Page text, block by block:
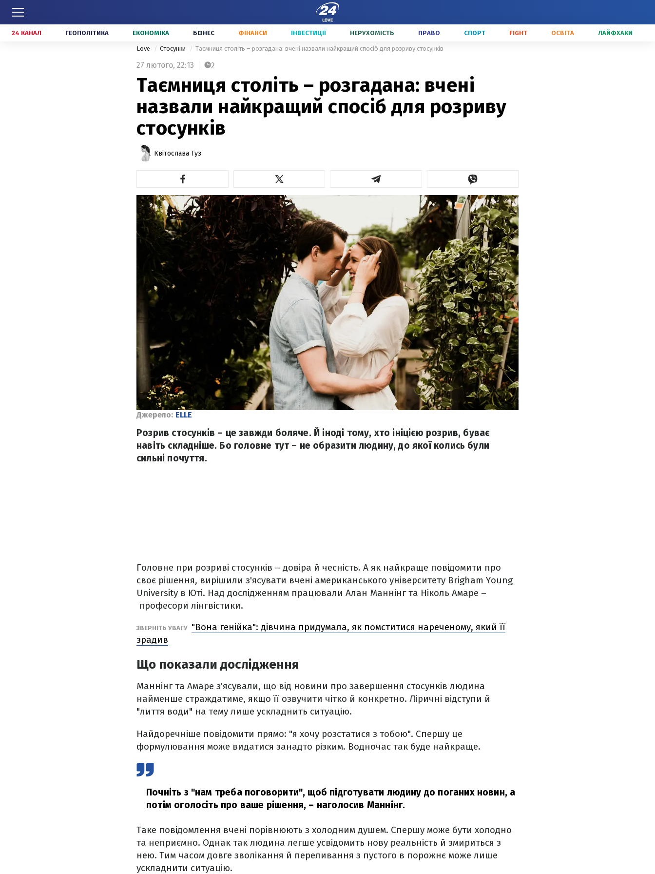
24 КАНАЛ ГЕОПОЛІТИКА ЕКОНОМІКА БІЗНЕС ФІНАНСИ ІНВЕСТИЦІЇ НЕРУХОМІСТЬ ПРАВО СПОРТ FIGHT ОСВІТА ЛАЙФХАКИ
Love Стосунки Таємниця століть – розгадана: вчені назвали найкращий спосіб для розриву стосунків
27 лютого, 22:13 2
Таємниця століть – розгадана: вчені
назвали найкращий спосіб для розриву
стосунків
Квітослава Туз
Джерело: ELLE
Розрив стосунків – це завжди боляче. Й іноді тому, хто ініцією розрив, буває
навіть складніше. Бо головне тут – не образити людину, до якої колись були
сильні почуття.
Головне при розриві стосунків – довіра й чесність. А як найкраще повідомити про
своє рішення, вирішили з'ясувати вчені американського університету Brigham Young
University в Юті. Над дослідженням працювали Алан Маннінг та Ніколь Амаре –
професори лінгвістики.
ЗВЕРНІТЬ УВАГУ "Вона генійка": дівчина придумала, як помститися нареченому, який її
зрадив
Що показали дослідження
Маннінг та Амаре з'ясували, що від новини про завершення стосунків людина
найменше страждатиме, якщо її озвучити чітко й конкретно. Ліричні відступи й
"лиття води" на тему лише ускладнить ситуацію.
Найдоречніше повідомити прямо: "я хочу розстатися з тобою". Спершу це
формулювання може видатися занадто різким. Водночас так буде найкраще.
Почніть з "нам треба поговорити", щоб підготувати людину до поганих новин, а
потім оголосіть про ваше рішення, – наголосив Маннінг.
Таке повідомлення вчені порівнюють з холодним душем. Спершу може бути холодно
та неприємно. Однак так людина легше усвідомить нову реальність й змириться з
нею. Тим часом довге зволікання й переливання з пустого в порожнє може лише
ускладнити ситуацію.